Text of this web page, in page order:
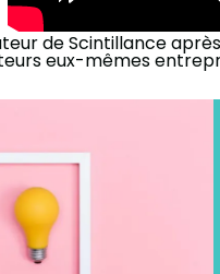
de Scintillance
eux-mêmes